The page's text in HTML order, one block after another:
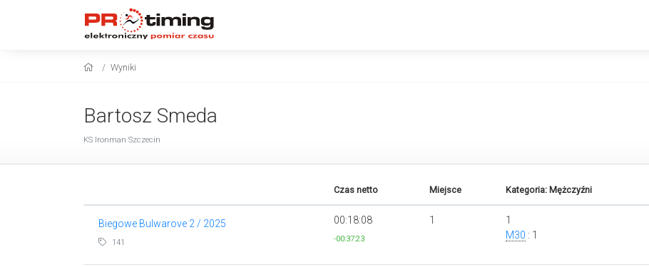
Wyniki
Bartosz Smeda
KS Ironman Szczecin
Czas netto Miejsce Kategoria: Mężczyźni
Biegowe Bulwarove 2 / 2025
141
00:18:08
-00:37:23
1
1
M30 : 1